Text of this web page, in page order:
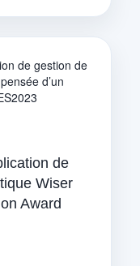
de
Wiser
Award